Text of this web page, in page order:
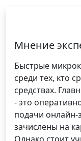
Мнение
Быстрые
среди тех, кто
средствах.
- это
подачи онлайн-
зачислены на